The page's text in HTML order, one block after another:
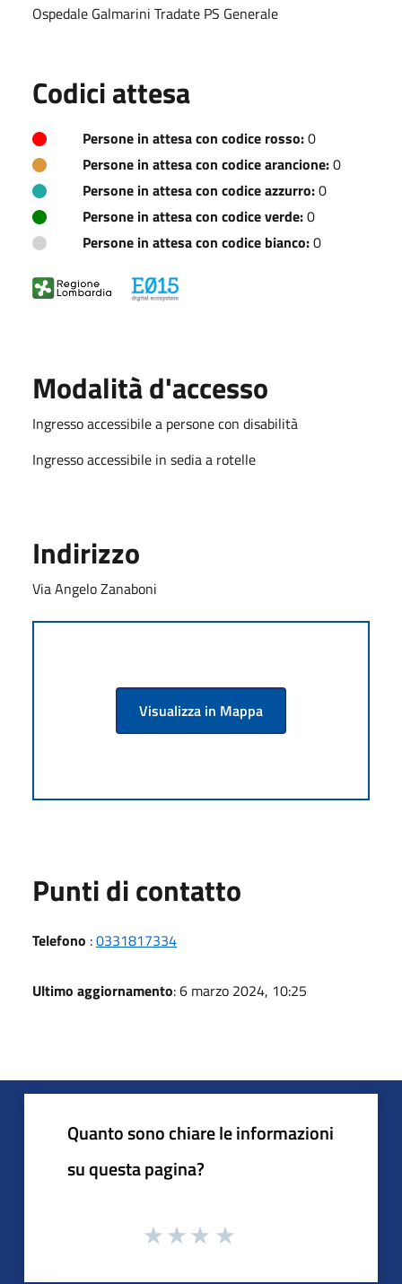
Ospedale Galmarini Tradate PS Generale
Codici attesa
Persone in attesa con codice rosso:0
Persone in attesa con codice arancione:0
Persone in attesa con codice azzurro:0
Persone in attesa con codice verde:0
Persone in attesa con codice bianco:0
Modalità d'accesso
Ingresso accessibile a persone con disabilità
Ingresso accessibile in sedia a rotelle
Indirizzo
Via Angelo Zanaboni
Visualizza in Mappa
Punti di contatto
Telefono :0331817334
Ultimo aggiornamento: 6 marzo 2024, 10:25
Quanto sono chiare le informazioni
su questa pagina?